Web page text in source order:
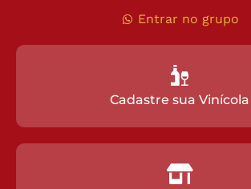
Entrar no grupo
Cadastre sua Vinícola